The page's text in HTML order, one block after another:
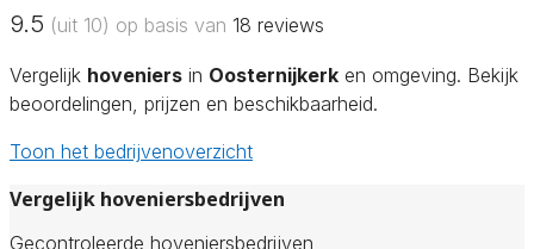
9.5 (uit 10) op basis van 18 reviews
Vergelijk hoveniers in Oosternijkerk en omgeving. Bekijk
beoordelingen, prijzen en beschikbaarheid.
Toon het bedrijvenoverzicht
Vergelijk hoveniersbedrijven
Gecontroleerde hoveniersbedrijven